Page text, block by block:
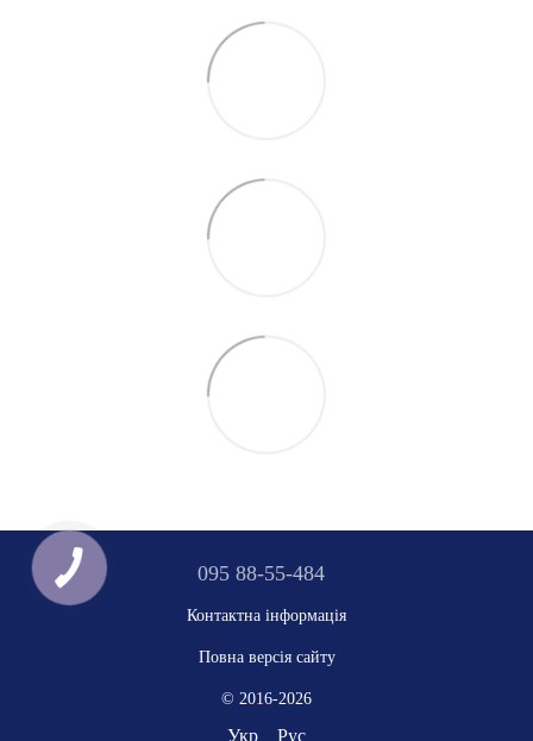
095 88-55-484
Контактна інформація
Повна версія сайту
© 2016-2026
Укр Рус